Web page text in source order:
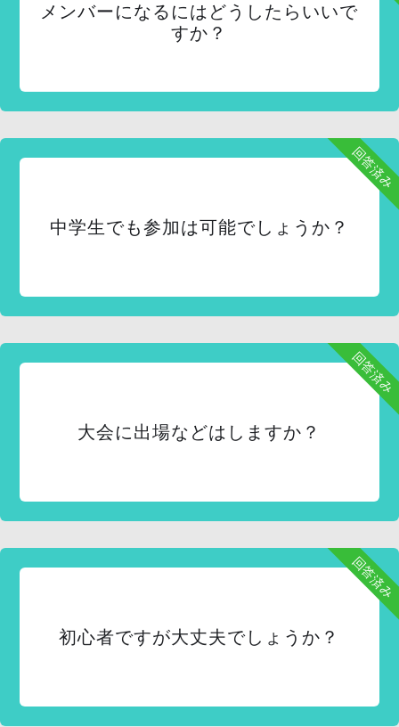
メンバーになるにはどうしたらいいで
すか？
回答済み
中学生でも参加は可能でしょうか？
回答済み
大会に出場などはしますか？
回答済み
初心者ですが大丈夫でしょうか？